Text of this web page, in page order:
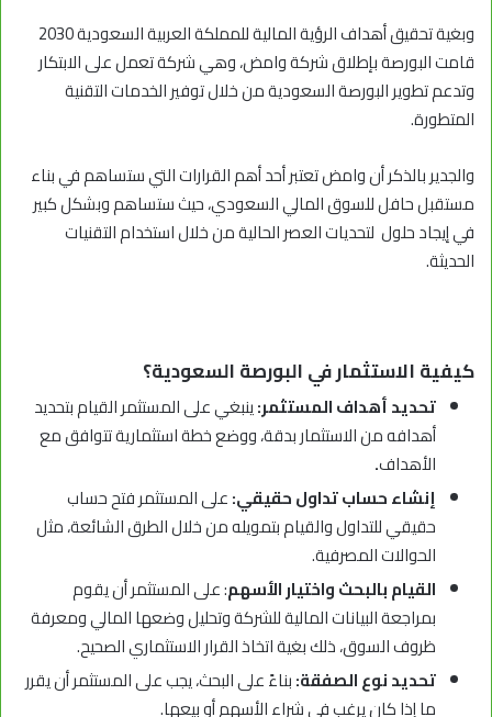
قامت البورصة بإطلاق شركة وامض، وهي شركة تعمل على الابتكار
وتدعم تطوير البورصة السعودية من خلال توفير الخدمات التقنية
المتطورة.
والجدير بالذكر أن وامض تعتبر أحد أهم القرارات التي ستساهم في بناء
مستقبل حافل للسوق المالي السعودي، حيث ستساهم وبشكل كبير
في إيجاد حلول لتحديات العصر الحالية من خلال استخدام التقنيات
الحديثة.
كيفية الاستثمار في البورصة السعودية؟
تحديد أهداف المستثمر:ينبغي على المستثمر القيام بتحديد
أهدافه من الاستثمار بدقة، ووضع خطة استثمارية تتوافق مع
الأهداف.
إنشاء حساب تداول حقيقي:على المستثمر فتح حساب
حقيقي للتداول والقيام بتمويله من خلال الطرق الشائعة، مثل
الحوالات المصرفية.
القيام بالبحث واختيار الأسهم: على المستثمر أن يقوم
بمراجعة البيانات المالية للشركة وتحليل وضعها المالي ومعرفة
ظروف السوق، ذلك بغية اتخاذ القرار الاستثماري الصحيح.
تحديد نوع الصفقة:بناءً على البحث، يجب على المستثمر أن يقرر
ما إذا كان يرغب في شراء الأسهم أو بيعها.